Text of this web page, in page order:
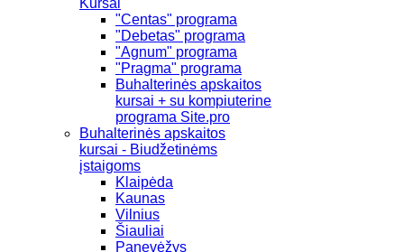
Kursai
"Centas" programa
"Debetas" programa
"Agnum" programa
"Pragma" programa
Buhalterinės apskaitos
kursai + su kompiuterine
programa Site.pro
Buhalterinės apskaitos
kursai - Biudžetinėms
įstaigoms
Klaipėda
Kaunas
Vilnius
Šiauliai
Panevėžys